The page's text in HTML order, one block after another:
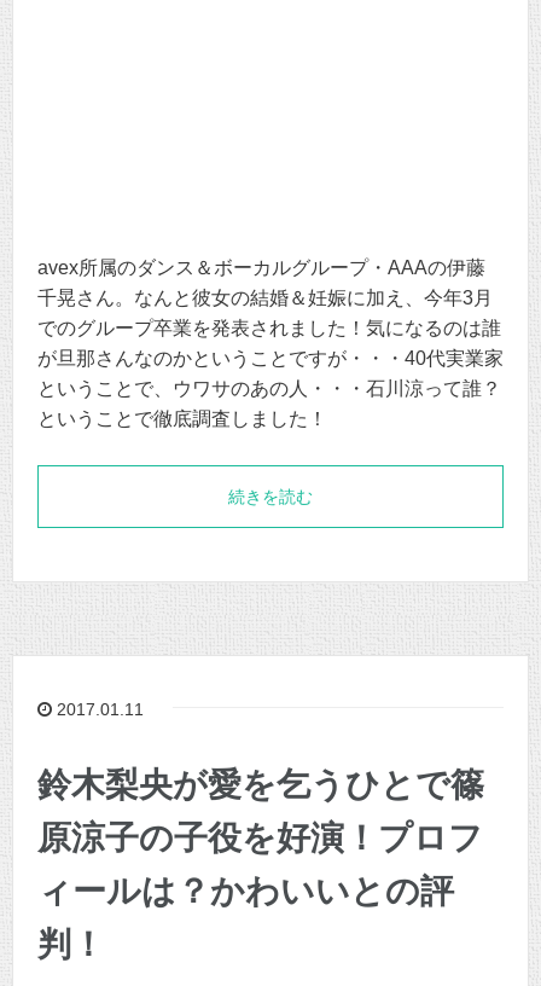
avex所属のダンス＆ボーカルグループ・AAAの伊藤
千晃さん。なんと彼女の結婚＆妊娠に加え、今年3月
でのグループ卒業を発表されました！気になるのは誰
が旦那さんなのかということですが・・・40代実業家
ということで、ウワサのあの人・・・石川涼って誰？
ということで徹底調査しました！
続きを読む
2017.01.11
鈴木梨央が愛を乞うひとで篠
原涼子の子役を好演！プロフ
ィールは？かわいいとの評
判！